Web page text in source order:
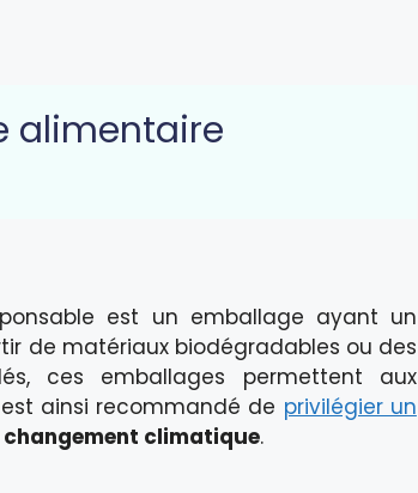
alimentaire
est un emballage ayant un
de matériaux biodégradables ou des
ces emballages permettent aux
ainsi recommandé de privilégier un
changement climatique.